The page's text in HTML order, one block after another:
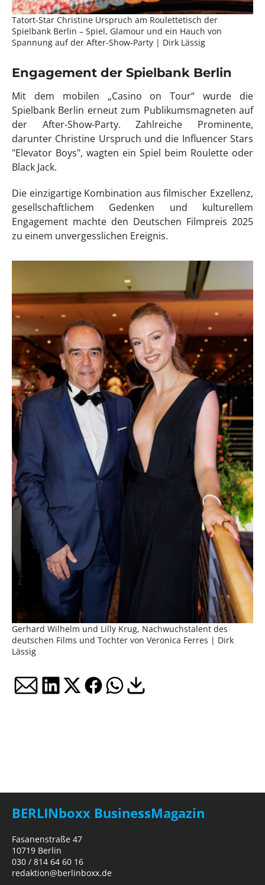
Tatort-Star Christine Urspruch am Roulettetisch der
Spielbank Berlin – Spiel, Glamour und ein Hauch von
Spannung auf der After-Show-Party | Dirk Lässig
Engagement der Spielbank Berlin
Mit dem mobilen „Casino on Tour“ wurde die
Spielbank Berlin erneut zum Publikumsmagneten auf
der After-Show-Party. Zahlreiche Prominente,
darunter Christine Urspruch und die Influencer Stars
"Elevator Boys", wagten ein Spiel beim Roulette oder
Black Jack.
Die einzigartige Kombination aus filmischer Exzellenz,
gesellschaftlichem Gedenken und kulturellem
Engagement machte den Deutschen Filmpreis 2025
zu einem unvergesslichen Ereignis.
Gerhard Wilhelm und Lilly Krug, Nachwuchstalent des
deutschen Films und Tochter von Veronica Ferres | Dirk
Lässig
BERLINboxx BusinessMagazin
Fasanenstraße 47
10719 Berlin
030 / 814 64 60 16
redaktion@berlinboxx.de